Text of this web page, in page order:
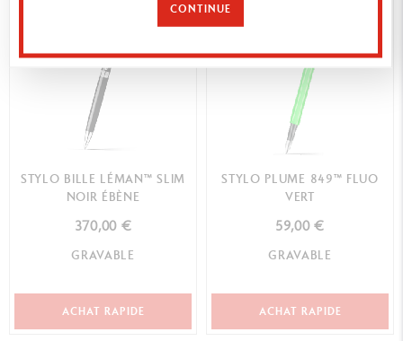
STYLO BILLE LÉMAN™ SLIM
NOIR ÉBÈNE
370,00 €
GRAVABLE
ACHAT RAPIDE
STYLO PLUME 849™ FLUO
VERT
59,00 €
GRAVABLE
ACHAT RAPIDE
CONTINUE